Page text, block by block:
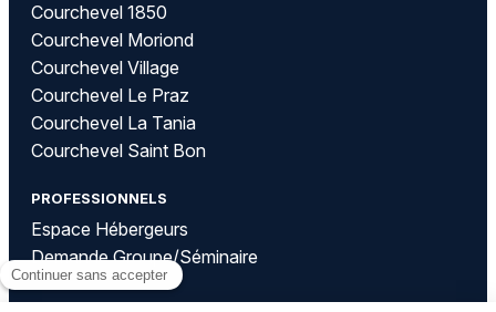
Courchevel 1850
Courchevel Moriond
Courchevel Village
Courchevel Le Praz
Courchevel La Tania
Courchevel Saint Bon
PROFESSIONNELS
Espace Hébergeurs
Demande Groupe/Séminaire